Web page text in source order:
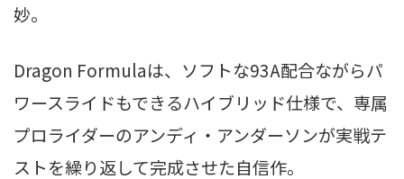
妙。
Dragon Formulaは、ソフトな93A配合ながらパ
ワースライドもできるハイブリッド仕様で、専属
プロライダーのアンディ・アンダーソンが実戦テ
ストを繰り返して完成させた自信作。